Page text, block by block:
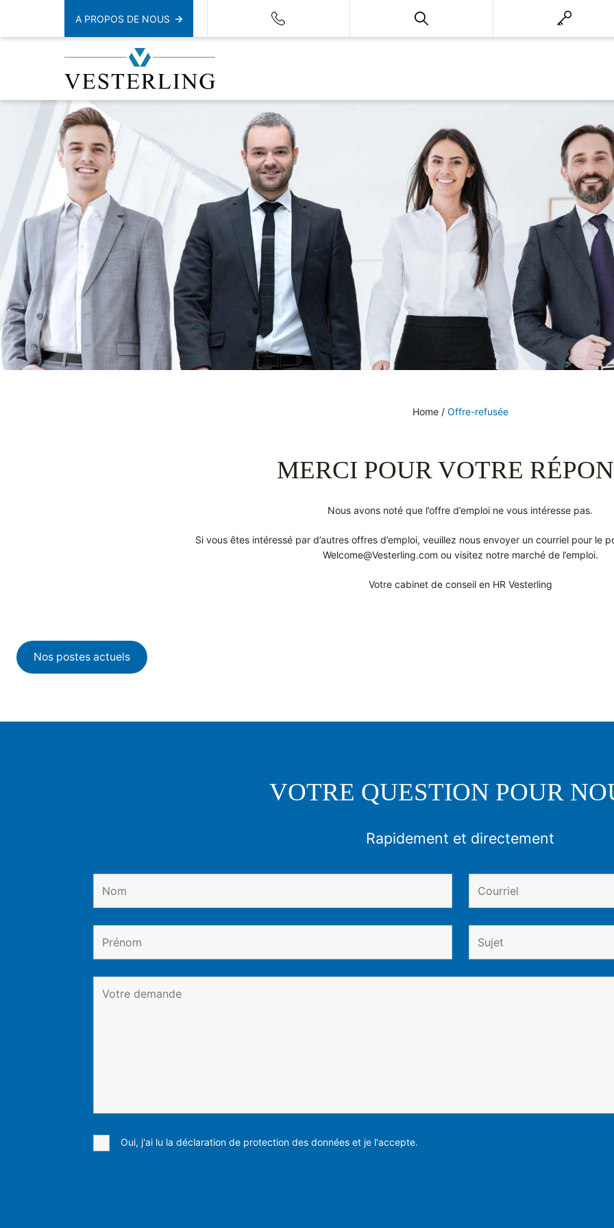
A PROPOS DE NOUS
Home / Offre-refusée
MERCI POUR VOTRE
Nous avons noté que l’offre d’emploi ne vous intéresse pas.
Si vous êtes intéressé par d’autres offres d’emploi, veuillez nous envoyer un courriel pour le
Welcome@Vesterling.com ou visitez notre marché de l’emploi.
Votre cabinet de conseil en HR Vesterling
Nos postes actuels
VOTRE QUESTION POUR
Rapidement et directement
Oui, j'ai lu la déclaration de protection des données et je l'accepte.